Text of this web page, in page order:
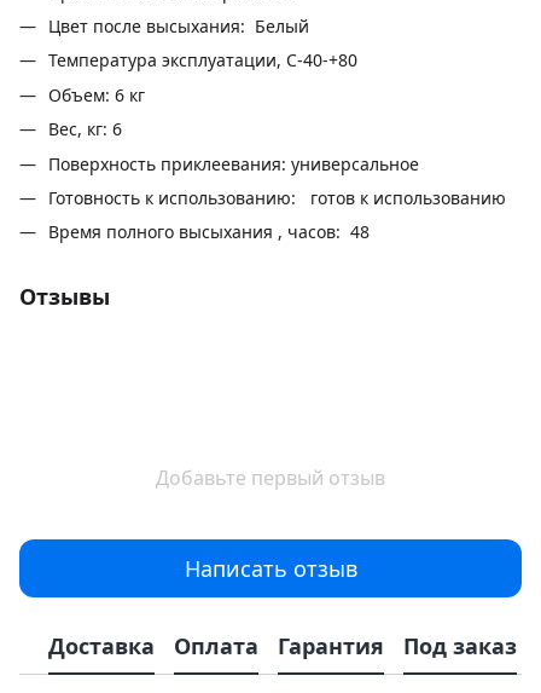
Цвет после высыхания: Белый
Температура эксплуатации, С-40-+80
Объем: 6 кг
Вес, кг: 6
Поверхность приклеевания: универсальное
Готовность к использованию: готов к использованию
Время полного высыхания , часов: 48
Отзывы
Добавьте первый отзыв
Написать отзыв
Доставка Оплата Гарантия Под заказ